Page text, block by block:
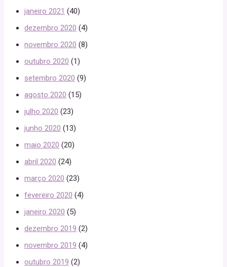
janeiro 2021 (40)
dezembro 2020 (4)
novembro 2020 (8)
outubro 2020 (1)
setembro 2020 (9)
agosto 2020 (15)
julho 2020 (23)
junho 2020 (13)
maio 2020 (20)
abril 2020 (24)
março 2020 (23)
fevereiro 2020 (4)
janeiro 2020 (5)
dezembro 2019 (2)
novembro 2019 (4)
outubro 2019 (2)